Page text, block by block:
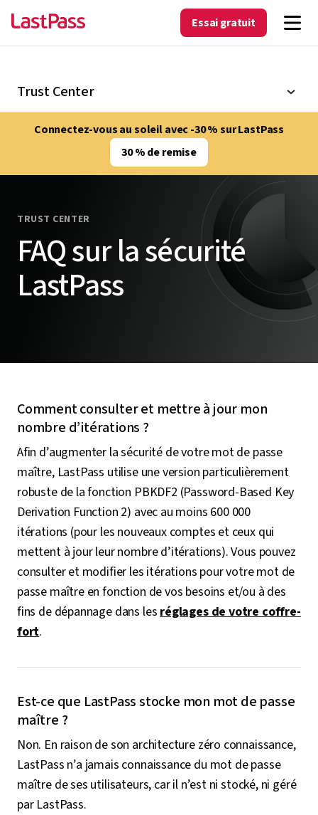
Essai gratuit
Trust Center
Connectez-vous au soleil avec -30 % sur LastPass
30 % de remise
TRUST CENTER
FAQ sur la sécurité
LastPass
Comment consulter et mettre à jour mon
nombre d’itérations ?
Afin d’augmenter la sécurité de votre mot de passe
maître, LastPass utilise une version particulièrement
robuste de la fonction PBKDF2 (Password-Based Key
Derivation Function 2) avec au moins 600 000
itérations (pour les nouveaux comptes et ceux qui
mettent à jour leur nombre d’itérations). Vous pouvez
consulter et modifier les itérations pour votre mot de
passe maître en fonction de vos besoins et/ou à des
fins de dépannage dans lesréglages de votre coffre-
fort.
Est-ce que LastPass stocke mon mot de passe
maître ?
Non. En raison de son architecture zéro connaissance,
LastPass n’a jamais connaissance du mot de passe
maître de ses utilisateurs, car il n’est ni stocké, ni géré
par LastPass.